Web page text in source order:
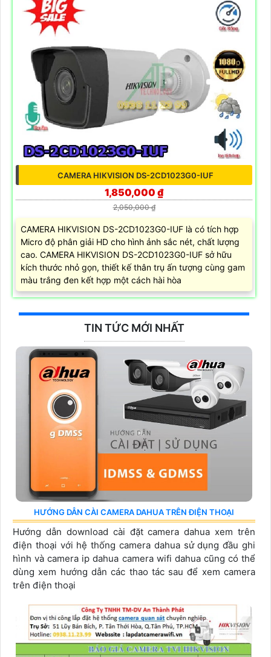
CAMERA HIKVISION DS-2CD1023G0-IUF
1,850,000 ₫
2,050,000 ₫
CAMERA HIKVISION DS-2CD1023G0-IUF là có tích hợp
Micro độ phân giải HD cho hình ảnh sắc nét, chất lượng
cao. CAMERA HIKVISION DS-2CD1023G0-IUF sở hữu
kích thước nhỏ gọn, thiết kế thân trụ ấn tượng cùng gam
màu trắng đen kết hợp một cách hài hòa
TIN TỨC MỚI NHẤT
HƯỚNG DẪN CÀI CAMERA DAHUA TRÊN ĐIỆN THOẠI
Hướng dẫn download cài đặt camera dahua xem trên
điện thoại với hệ thống camera dahua sử dụng đầu ghi
hình và camera ip dahua camera wifi dahua cũng có thể
dùng xem hướng dẫn các thao tác sau để xem camera
trên điện thoại